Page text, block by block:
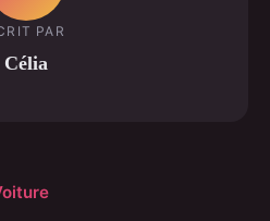
PAR
Célia